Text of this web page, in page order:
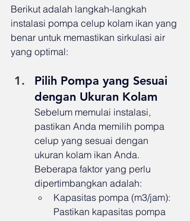
Berikut adalah langkah-langkah
instalasi pompa celup kolam ikan yang
benar untuk memastikan sirkulasi air
yang optimal:
Pilih Pompa yang Sesuai
dengan Ukuran Kolam
Sebelum memulai instalasi,
pastikan Anda memilih pompa
celup yang sesuai dengan
ukuran kolam ikan Anda.
Beberapa faktor yang perlu
dipertimbangkan adalah:
Kapasitas pompa (m3/jam):
Pastikan kapasitas pompa